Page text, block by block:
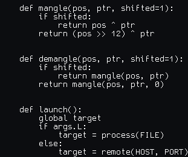
def mangle(pos, ptr, shifted=1):
    if shifted:
        return pos ^ ptr
    return (pos >> 12) ^ ptr
def demangle(pos, ptr, shifted=1):
    if shifted:
        return mangle(pos, ptr)
    return mangle(pos, ptr, 0)
def launch():
    global target
    if args.L:
        target = process(FILE)
    else:
        target = remote(HOST, PORT)